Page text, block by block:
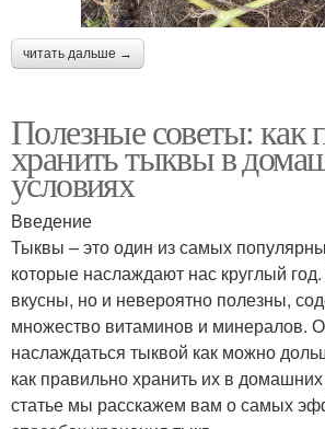
читать дальше →
Полезные советы: как
хранить тыквы в
условиях
Введение
Тыквы – это один из самых
которые наслаждают нас круглый
вкусны, но и невероятно полезны,
множество витаминов и минералов.
наслаждаться тыквой как можно
как правильно хранить их в
статье мы расскажем вам о самых